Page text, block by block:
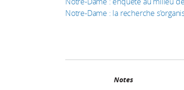
Notre-Dame : la recherche
Notes